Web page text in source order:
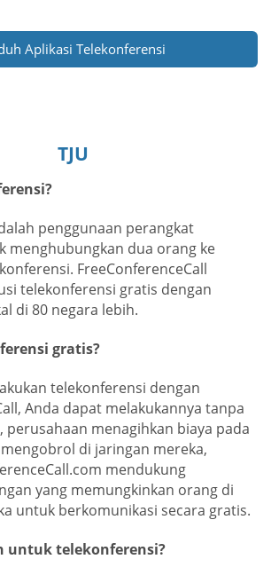
Aplikasi Telekonferensi
TJU
penggunaan perangkat
menghubungkan dua orang ke
FreeConferenceCall
telekonferensi gratis dengan
di 80 negara lebih.
gratis?
telekonferensi dengan
Anda dapat melakukannya tanpa
perusahaan menagihkan biaya pada
di jaringan mereka,
mendukung
yang memungkinkan orang di
untuk berkomunikasi secara gratis.
untuk telekonferensi?